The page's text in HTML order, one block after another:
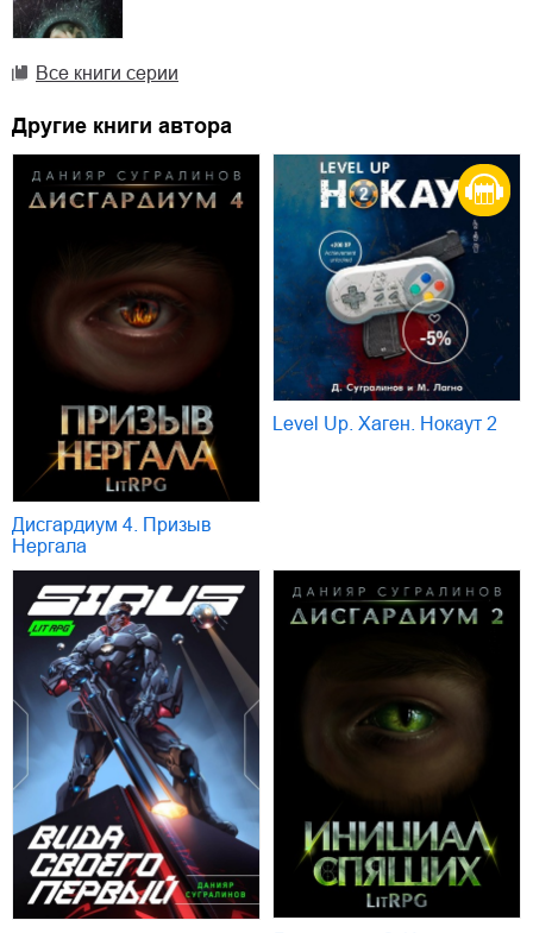
Все книги серии
Другие книги автора
Дисгардиум 4. Призыв
Нергала
Level Up. Хаген. Нокаут 2